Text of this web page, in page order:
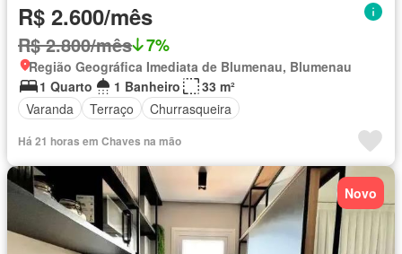
R$ 2.600/mês
R$ 2.800/mês 7%
Região Geográfica Imediata de Blumenau, Blumenau
1 Quarto
1 Banheiro
33 m²
Varanda
Terraço Churrasqueira
Há 21 horas em Chaves na mão
Novo